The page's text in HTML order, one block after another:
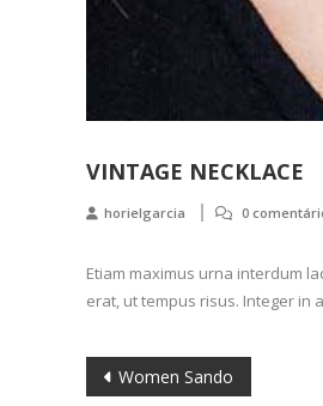
VINTAGE NECKLACE
horielgarcia 0
Etiam maximus urna interdum
erat, ut tempus risus. Integer in
Navegação
Women Sando